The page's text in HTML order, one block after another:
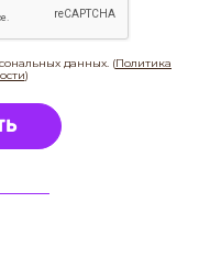
данных. (Политика
)